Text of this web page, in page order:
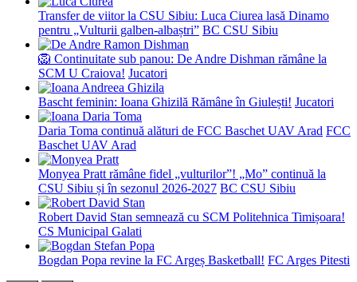
Transfer de viitor la CSU Sibiu: Luca Ciurea lasă Dinamo
pentru „Vulturii galben-albaștri” BC CSU Sibiu
🦁 Continuitate sub panou: De Andre Dishman rămâne la
SCM U Craiova! Jucatori
Bascht feminin: Ioana Ghizilă Rămâne în Giulești! Jucatori
Daria Toma continuă alături de FCC Baschet UAV Arad FCC
Baschet UAV Arad
Monyea Pratt rămâne fidel „vulturilor”! „Mo” continuă la
CSU Sibiu și în sezonul 2026-2027 BC CSU Sibiu
Robert David Stan semnează cu SCM Politehnica Timișoara!
CS Municipal Galati
Bogdan Popa revine la FC Argeș Basketball! FC Arges Pitesti